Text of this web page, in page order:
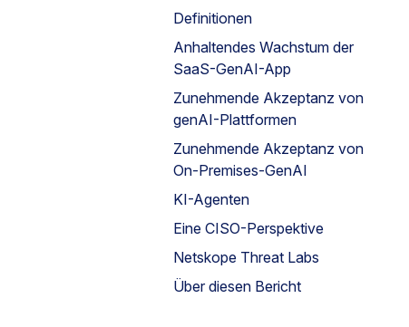
Definitionen
Anhaltendes Wachstum der
SaaS-GenAI-App
Zunehmende Akzeptanz von
genAI-Plattformen
Zunehmende Akzeptanz von
On-Premises-GenAI
KI-Agenten
Eine CISO-Perspektive
Netskope Threat Labs
Über diesen Bericht